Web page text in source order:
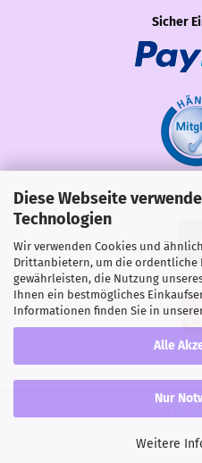
Diese Webseite
Technologien
Wir verwenden Cookies und
Drittanbietern, um die ordentliche
gewährleisten, die Nutzung
Ihnen ein bestmögliches
Informationen finden Sie in
Alle
Nur
Weitere
Sicher